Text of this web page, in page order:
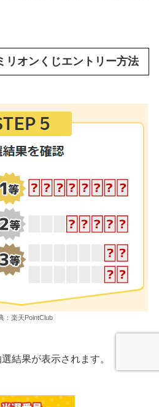
オンくじエントリー方法
：楽天PointClub
結果が表示されます。